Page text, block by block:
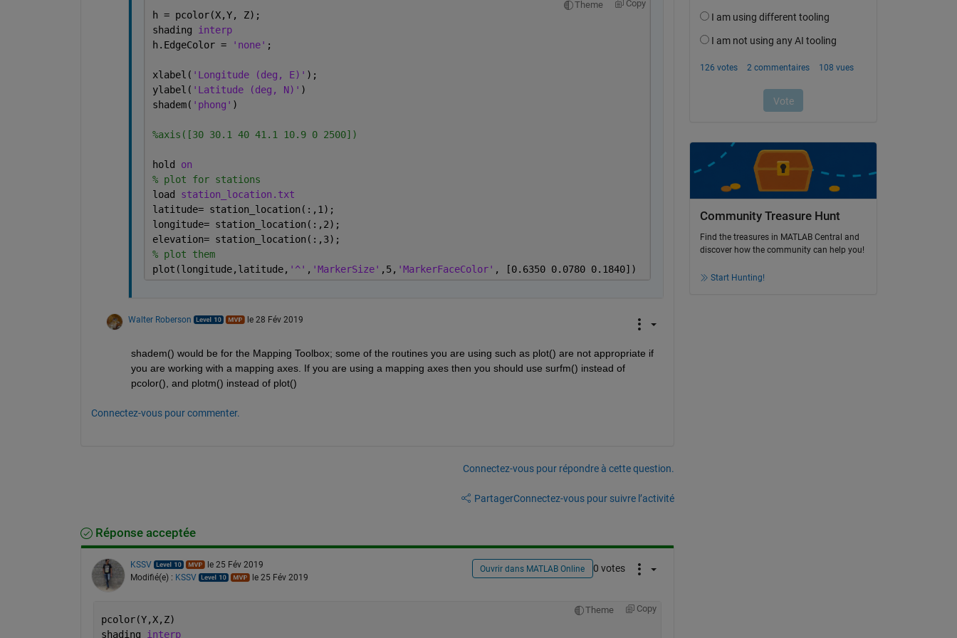
Theme Copy
h = pcolor(X,Y, Z);
shading interp
h.EdgeColor =
'none' ;
xlabel( 'Longitude (deg, E)' );
ylabel( 'Latitude (deg, N)' )
shadem( 'phong' )
%axis([30 30.1 40 41.1 10.9 0 2500])
hold on
% plot for stations
load station_location.txt
latitude= station_location(:,1);
longitude= station_location(:,2);
elevation= station_location(:,3);
% plot them
plot(longitude,latitude, '^' , 'MarkerSize' ,5, 'MarkerFaceColor' , [0.6350 0.0780 0.1840])
Walter Roberson le 28 Fév 2019
shadem() would be for the Mapping Toolbox; some of the routines you are using such as plot() are not appropriate if
you are working with a mapping axes. If you are using a mapping axes then you should use surfm() instead of
pcolor(), and plotm() instead of plot()
Connectez-vous pour commenter.
Connectez-vous pour répondre à cette question.
PartagerConnectez-vous pour suivre l’activité
Réponse acceptée
KSSV
le 25 Fév 2019
Modifié(e) : KSSV le 25 Fév 2019
Ouvrir dans MATLAB Online 0 votes
Theme Copy
pcolor(Y,X,Z)
shading interp
Community Treasure Hunt
Find the treasures in MATLAB Central and
discover how the community can help you!
Start Hunting!